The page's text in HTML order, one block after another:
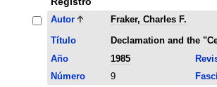
Autor
Fraker, Charles F.
Título
Declamation and the
Año
1985
Número
9